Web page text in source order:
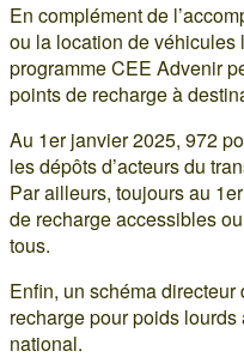
En complément de
ou la location de véhicules
programme CEE Advenir
points de recharge à
Au 1er janvier 2025, 972
les dépôts d’acteurs du
Par ailleurs, toujours au
de recharge accessibles
tous.
Enfin, un schéma
recharge pour poids
national.